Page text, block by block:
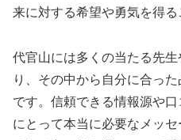
来に対する希望や勇気を得る
代官山には多くの当たる先
り、その中から自分に合っ
です。信頼できる情報源や
にとって本当に必要なメッ